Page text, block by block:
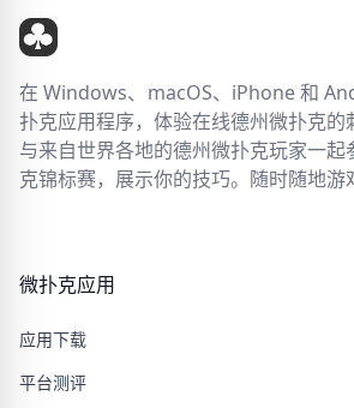
在 Windows、macOS、iPhone 和
扑克应用程序，体验在线德州微扑克的
与来自世界各地的德州微扑克玩家一
克锦标赛，展示你的技巧。随时随地游
微扑克应用
应用下载
平台测评